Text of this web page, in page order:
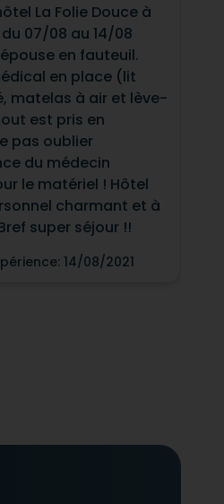
La Folie Douce à
07/08 au 14/08
en fauteuil.
en place (lit
matelas à air et lève-
est pris en
pas oublier
du médecin
le matériel ! Hôtel
charmant et à
super séjour !!
: 14/08/2021